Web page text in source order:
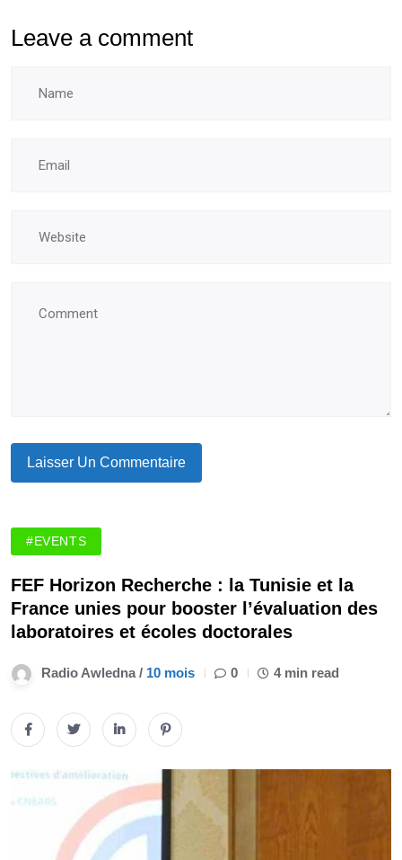
Leave a comment
#EVENTS
FEF Horizon Recherche : la Tunisie et la
France unies pour booster l’évaluation des
laboratoires et écoles doctorales
Radio Awledna / 10 mois 0 4 min read